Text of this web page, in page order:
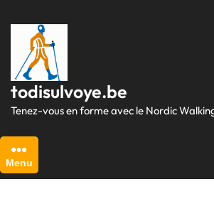
au
contenu
todisulvoye.be
Tenez-vous en forme avec le Nordic
Menu